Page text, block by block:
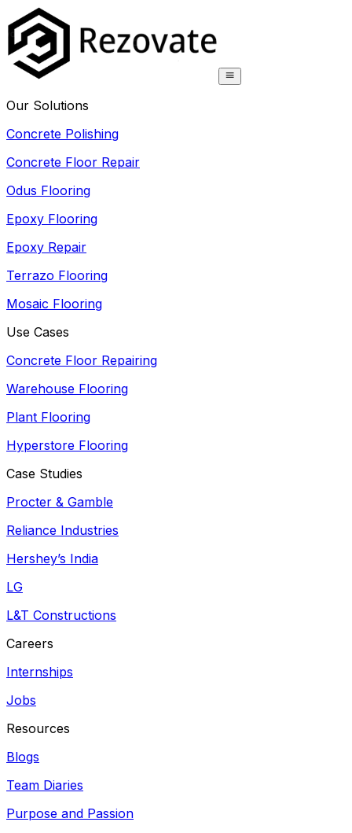
Our Solutions
Concrete Polishing
Concrete Floor Repair
Odus Flooring
Epoxy Flooring
Epoxy Repair
Terrazo Flooring
Mosaic Flooring
Use Cases
Concrete Floor Repairing
Warehouse Flooring
Plant Flooring
Hyperstore Flooring
Case Studies
Procter & Gamble
Reliance Industries
Hershey’s India
LG
L&T Constructions
Careers
Internships
Jobs
Resources
Blogs
Team Diaries
Purpose and Passion